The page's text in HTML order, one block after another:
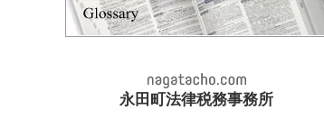
永田町法律税務事務所